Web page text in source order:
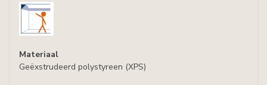
Materiaal
Geëxstrudeerd polystyreen (XPS)